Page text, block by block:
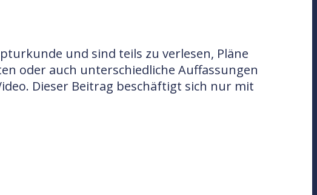
und sind teils zu verlesen, Pläne
oder auch unterschiedliche Auffassungen
Dieser Beitrag beschäftigt sich nur mit